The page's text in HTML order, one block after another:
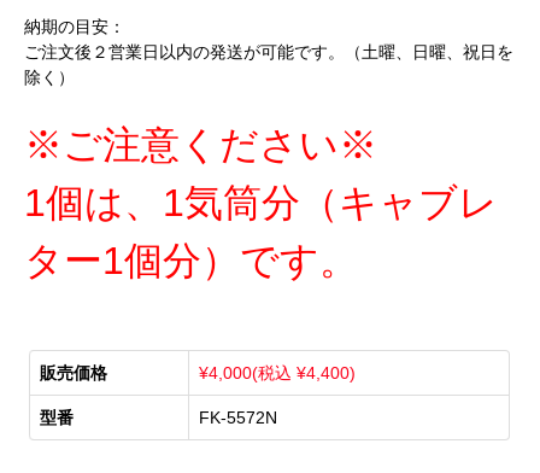
納期の目安：
ご注文後２営業日以内の発送が可能です。（土曜、日曜、祝日を
除く）
※ご注意ください※
1個は、1気筒分（キャブレ
ター1個分）です。
販売価格 ¥4,000(税込 ¥4,400)
型番 FK-5572N